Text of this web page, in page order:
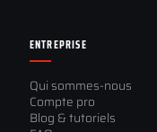
ENTREPRISE
Qui sommes-nous
Compte pro
Blog & tutoriels